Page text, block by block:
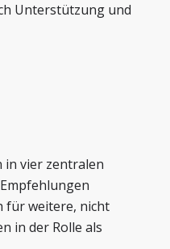
Unterstützung und
in vier zentralen
für weitere, nicht
in der Rolle als